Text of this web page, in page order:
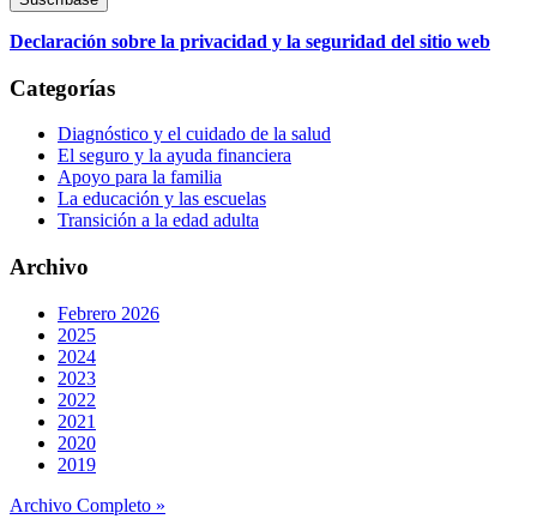
Declaración sobre la privacidad y la seguridad del sitio web
Categorías
Diagnóstico y el cuidado de la salud
El seguro y la ayuda financiera
Apoyo para la familia
La educación y las escuelas
Transición a la edad adulta
Archivo
Febrero 2026
2025
2024
2023
2022
2021
2020
2019
Archivo Completo »